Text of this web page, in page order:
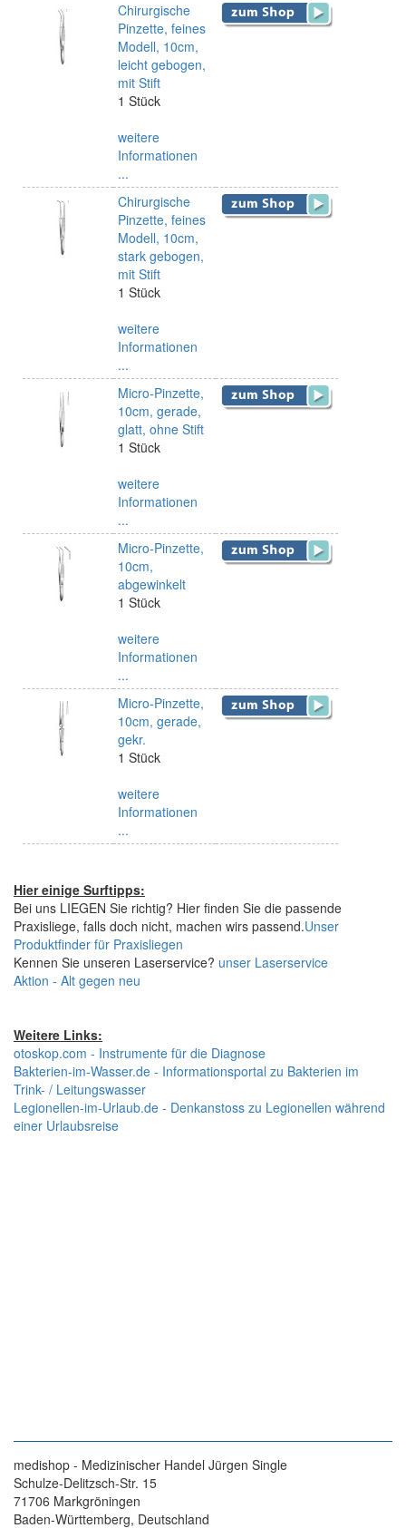
Chirurgische
Pinzette, feines
Modell, 10cm,
leicht gebogen,
mit Stift
1 Stück
weitere
Informationen
...
Chirurgische
Pinzette, feines
Modell, 10cm,
stark gebogen,
mit Stift
1 Stück
weitere
Informationen
...
Micro-Pinzette,
10cm, gerade,
glatt, ohne Stift
1 Stück
weitere
Informationen
...
Micro-Pinzette,
10cm,
abgewinkelt
1 Stück
weitere
Informationen
...
Micro-Pinzette,
10cm, gerade,
gekr.
1 Stück
weitere
Informationen
...
Hier einige Surftipps:
Bei uns LIEGEN Sie richtig? Hier finden Sie die passende
Praxisliege, falls doch nicht, machen wirs passend.Unser
Produktfinder für Praxisliegen
Kennen Sie unseren Laserservice? unser Laserservice
Aktion - Alt gegen neu
Weitere Links:
otoskop.com - Instrumente für die Diagnose
Bakterien-im-Wasser.de - Informationsportal zu Bakterien im
Trink- / Leitungswasser
Legionellen-im-Urlaub.de - Denkanstoss zu Legionellen während
einer Urlaubsreise
medishop - Medizinischer Handel Jürgen Single
Schulze-Delitzsch-Str. 15
71706 Markgröningen
Baden-Württemberg, Deutschland